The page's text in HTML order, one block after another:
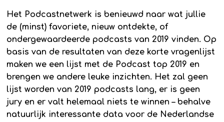
Het Podcastnetwerk is benieuwd naar wat jullie
de (minst) favoriete, nieuw ontdekte, of
ondergewaardeerde podcasts van 2019 vinden. Op
basis van de resultaten van deze korte vragenlijst
maken we een lijst met de Podcast top 2019 en
brengen we andere leuke inzichten. Het zal geen
lijst worden van 2019 podcasts lang, er is geen
jury en er valt helemaal niets te winnen – behalve
natuurlijk interessante data voor de Nederlandse